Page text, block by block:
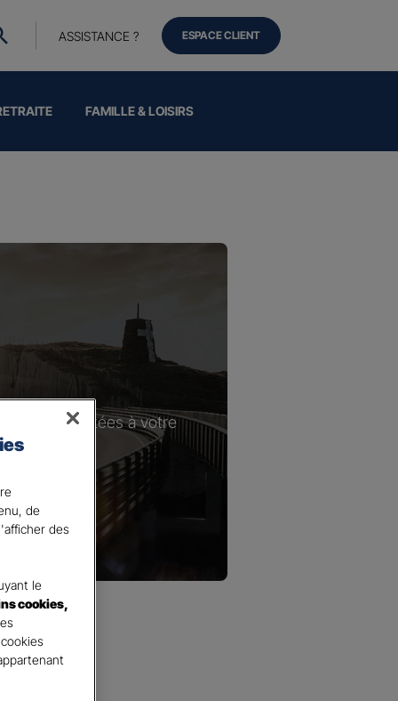
FAMILLE & LOISIRS
ASSISTANCE ? ESPACE CLIENT
plus adaptées à votre
de
des
le
cookies,